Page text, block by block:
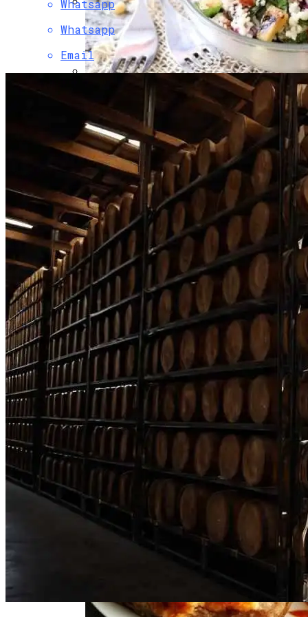
Декоративные Деревянные Панели И
Элементы Для Дачи
Деревянные Шпалеры И Опоры Для
Растений Для Вашего Сада
Боль В Пояснице: Причины И
Профилактика Для Всей Семьи
Нарушения Менструального Цикла:
Причины И Решения Для Женского
Здоровья
Пять Правил Здоровья: Как Уберечь
Легкий И Полезный Табуле Из Кускуса
С Цуккини И Кедровыми Орехами Для
Постного Стола
Свиной Плов На Сковороде: Простой
Рецепт Для Всей Семьи
Whatsapp
Whatsapp
Email